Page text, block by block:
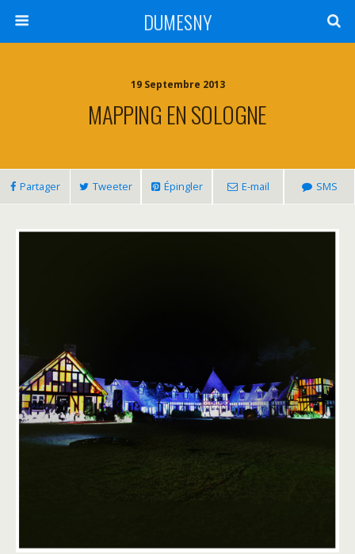
DUMESNY
19 Septembre 2013
MAPPING EN SOLOGNE
Partager Tweeter Épingler E-mail SMS